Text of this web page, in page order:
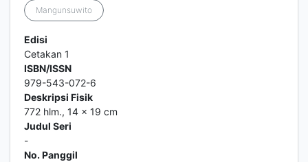
Mangunsuwito
Edisi
Cetakan 1
ISBN/ISSN
979-543-072-6
Deskripsi Fisik
772 hlm., 14 x 19 cm
Judul Seri
-
No. Panggil